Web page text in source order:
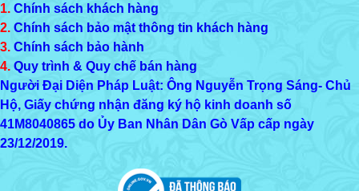
1. Chính sách khách hàng
2. Chính sách bảo mật thông tin khách hàng
3. Chính sách bảo hành
4. Quy trình & Quy chế bán hàng
Người Đại Diện Pháp Luật: Ông Nguyễn Trọng Sáng- Chủ
Hộ, Giấy chứng nhận đăng ký hộ kinh doanh số
41M8040865 do Ủy Ban Nhân Dân Gò Vấp cấp ngày
23/12/2019.